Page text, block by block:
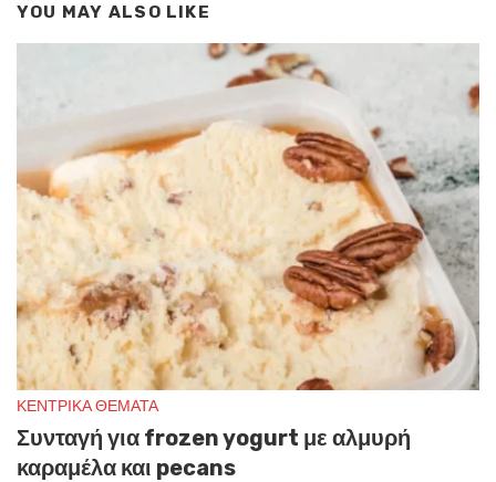
YOU MAY ALSO LIKE
ΚΕΝΤΡΙΚΑ ΘΕΜΑΤΑ
Συνταγή για frozen yogurt με αλμυρή
καραμέλα και pecans